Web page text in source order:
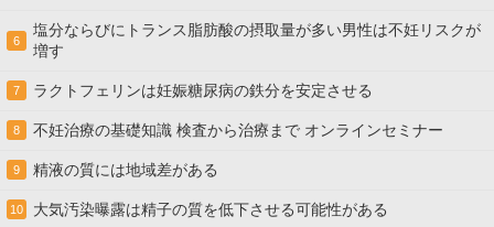
6
塩分ならびにトランス脂肪酸の摂取量が多い男性は不妊リスクが
増す
7 ラクトフェリンは妊娠糖尿病の鉄分を安定させる
8 不妊治療の基礎知識 検査から治療まで オンラインセミナー
9 精液の質には地域差がある
10 大気汚染曝露は精子の質を低下させる可能性がある